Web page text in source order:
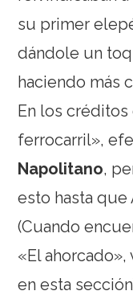
su primer
dándole un
haciendo más
En los
ferrocarril»,
Napolitano,
esto hasta
(Cuando
«El
en esta